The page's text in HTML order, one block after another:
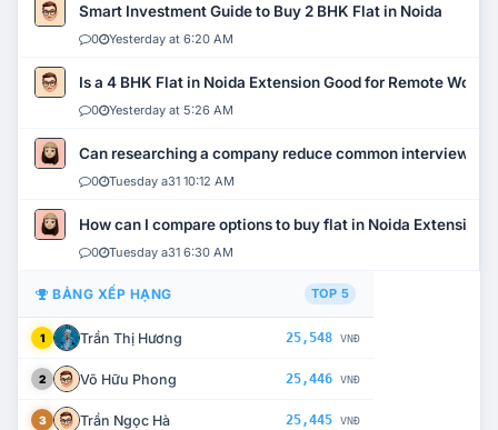
Smart Investment Guide to Buy 2 BHK Flat in Noida
0 Yesterday at 6:20 AM
Is a 4 BHK Flat in Noida Extension Good for Remote Work?
0 Yesterday at 5:26 AM
Can researching a company reduce common interview
0 Tuesday a31 10:12 AM
How can I compare options to buy flat in Noida Extension?
0 Tuesday a31 6:30 AM
BẢNG XẾP HẠNG TOP 5
1 Trần Thị Hương 25,548 VNĐ
2 Võ Hữu Phong 25,446 VNĐ
3 Trần Ngọc Hà 25,445 VNĐ